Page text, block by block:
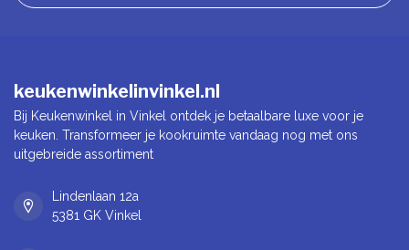
keukenwinkelinvinkel.nl
Bij Keukenwinkel in Vinkel ontdek je betaalbare luxe voor je
keuken. Transformeer je kookruimte vandaag nog met ons
uitgebreide assortiment
Lindenlaan 12a
5381 GK Vinkel